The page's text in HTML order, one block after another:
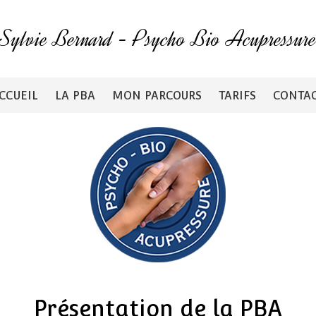
Sylvie Bernard-Psycho Bio Acupressure
LA PBA MON PARCOURS TARIFS
Présentation de la PBA